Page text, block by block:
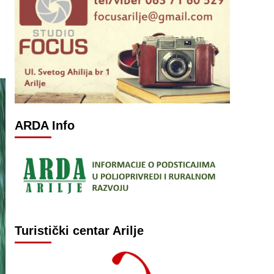
ARDA Info
Turistički centar Arilje